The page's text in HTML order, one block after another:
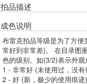
拍品描述
成色说明
布雷克拍品等级是为了方
常好到非常差)。 在目录图
色的级别。如(3/2)表示外
1 - 非常好 (未使用过，没
2 - 好 (新，极少的使用痕迹)